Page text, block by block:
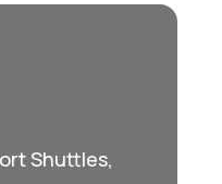
Shuttles,